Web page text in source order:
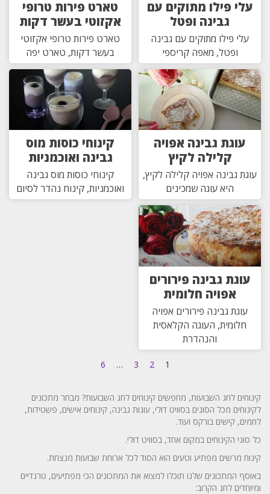
עלי פילו מתוקים עם
גבינה ופטל
עלי פילו מתוקים עם גבינה
ופטל, מאפה קריספי
טארט פירות טרופי
אקזוטי בעשר דקות
טארט פירות טרופי אקזוטי
בעשר דקות, טארט יפה
עוגת גבינה אפויה
קלילה לקיץ
עוגת גבינה אפויה קלילה לקיץ,
היא עוגה שמכינים
קינוחי כוסות מוס
גבינה ואוכמניות
קינוחי כוסות מוס גבינה
ואוכמניות, קינוח נהדר לסיום
עוגת גבינה פירורים
אפויה חלומית
עוגת גבינה פירורים אפויה
חלומית, העוגה הקלאסית
והנהדרת
1
2
3
…
6
קינוחים לחג השבועות, מחפשים קינוחים לחג השבועות? מבחר מתכונים
לקינוחים מכל הסוגים בסוויט דולי, עוגות גבינה, קינוחים אישים, פשטידות,
לחמים, קישים בורקס ועוד.
כל סוגי הקינוחים במקום אחד, בסוויט דולי.
קינוח מרשים מפתיע וטעים הוא הסוד לכל ארוחת שבועות מנצחת.
באוסף המתכונים שלנו תוכלו למצוא את המתכונים הכי מפתיעים, טרנדיים
ומיוחדים לחג הקרוב: